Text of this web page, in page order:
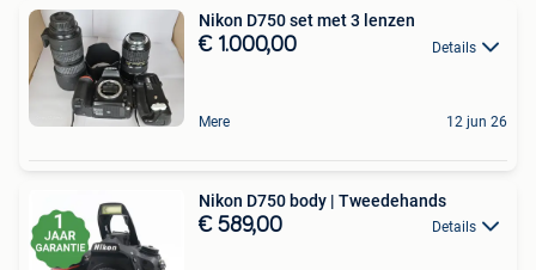
Nikon D750 set met 3 lenzen
€ 1.000,00 Details
Mere 12 jun 26
Nikon D750 body | Tweedehands
€ 589,00 Details